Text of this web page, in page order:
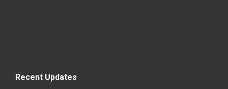
Recent Updates